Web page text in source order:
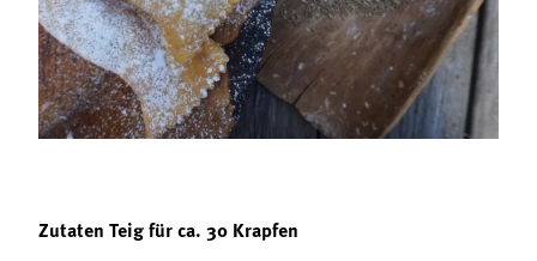
Mitgliedschaft
Landessekretariat
Bäuerliche Buffets
Hofgeschichten
Zutaten Teig für ca. 30 Krapfen